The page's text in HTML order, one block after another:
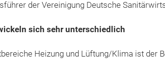
der Vereinigung Deutsche
sich sehr unterschiedlich
Heizung und Lüftung/Klima ist der